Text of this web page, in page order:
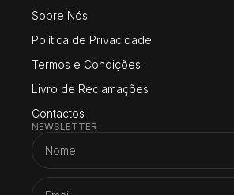
Sobre Nós
Política de Privacidade
Termos e Condições
Livro de Reclamações
Contactos
NEWSLETTER